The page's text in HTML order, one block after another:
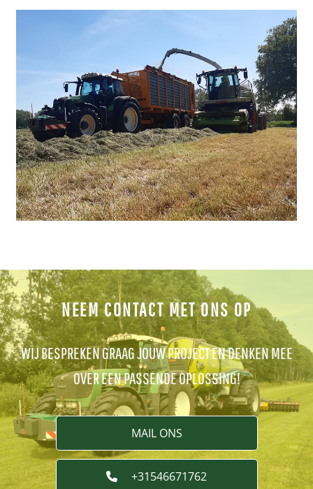
NEEM CONTACT MET ONS OP
WIJ BESPREKEN GRAAG JOUW PROJECT EN DENKEN MEE
OVER EEN PASSENDE OPLOSSING!
MAIL ONS
+31546671762